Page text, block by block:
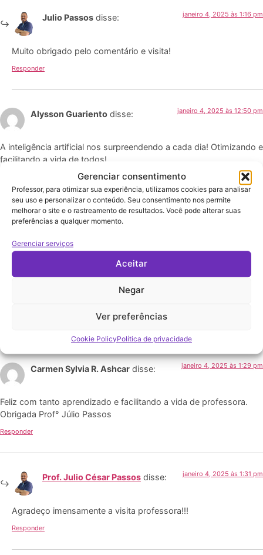
Gerenciar consentimento
Professor, para otimizar sua experiência, utilizamos cookies para analisar
seu uso e personalizar o conteúdo. Seu consentimento nos permite
melhorar o site e o rastreamento de resultados. Você pode alterar suas
preferências a qualquer momento.
Gerenciar serviços
Aceitar
Negar
Ver preferências
Cookie PolicyPolítica de privacidade
Julio Passos disse: janeiro 4, 2025 às 1:16 pm
Muito obrigado pelo comentário e visita!
Responder
Alysson Guariento disse: janeiro 4, 2025 às 12:50 pm
A inteligência artificial nos surpreendendo a cada dia! Otimizando e
facilitando a vida de todos!
Aprendizado eterno!
Parabéns pelo excelente artigo e trabalho!
Responder
Julio Passos
Obrigado pela visita meu amigo!
Vou começar a trazer conteúdos para esse blog.
Carmen Sylvia R. Ashcar disse: janeiro 4, 2025 às 1:29 pm
Feliz com tanto aprendizado e facilitando a vida de professora.
Obrigada Prof° Júlio Passos
Responder
Prof. Julio César Passos disse: janeiro 4, 2025 às 1:31 pm
Agradeço imensamente a visita professora!!!
Responder